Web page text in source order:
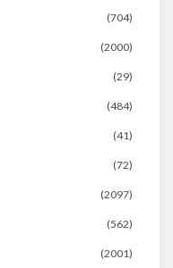
(704)
(2000)
(29)
(484)
(41)
(72)
(2097)
(562)
(2001)